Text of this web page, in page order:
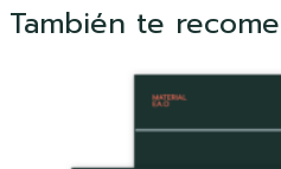
También te